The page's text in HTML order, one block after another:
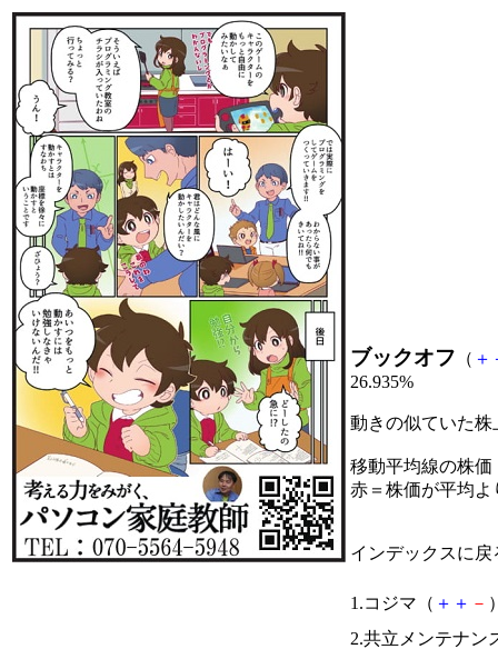
ブックオフ （ ＋
26.935%
動きの似ていた
移動平均線の株価
赤＝株価が平均
インデックスに戻
1.コジマ（ ＋ ＋ －
2.共立メンテナン